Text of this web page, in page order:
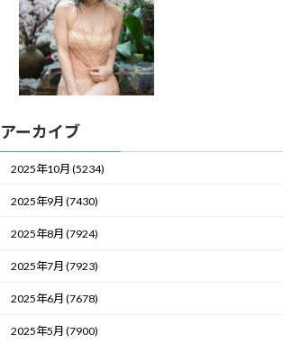
アーカイブ
2025年10月 (5234)
2025年9月 (7430)
2025年8月 (7924)
2025年7月 (7923)
2025年6月 (7678)
2025年5月 (7900)